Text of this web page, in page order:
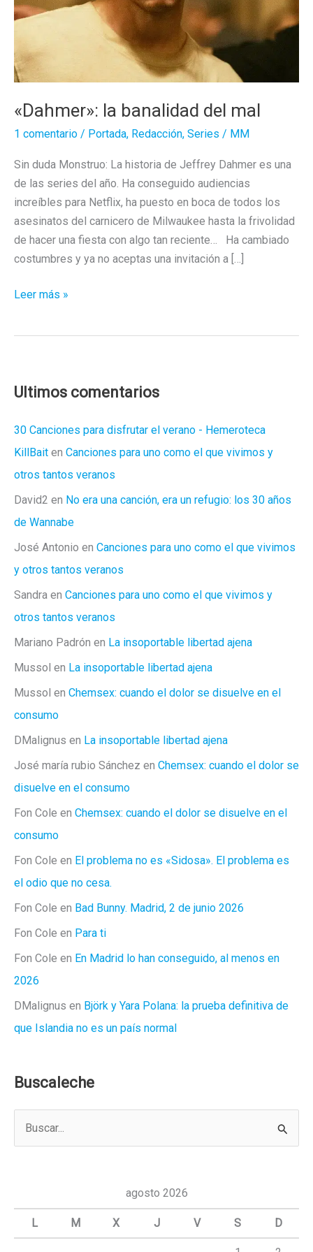
«Dahmer»: la banalidad del mal
1 comentario / Portada, Redacción, Series / MM
Sin duda Monstruo: La historia de Jeffrey Dahmer es una
de las series del año. Ha conseguido audiencias
increíbles para Netflix, ha puesto en boca de todos los
asesinatos del carnicero de Milwaukee hasta la frivolidad
de hacer una fiesta con algo tan reciente… Ha cambiado
costumbres y ya no aceptas una invitación a […]
«Dahmer»:
Leer más »
Ultimos comentarios
30 Canciones para disfrutar el verano - Hemeroteca
KillBait en Canciones para uno como el que vivimos y
otros tantos veranos
David2 en No era una canción, era un refugio: los 30 años
de Wannabe
José Antonio en Canciones para uno como el que vivimos
y otros tantos veranos
Sandra en Canciones para uno como el que vivimos y
otros tantos veranos
Mariano Padrón en La insoportable libertad ajena
Mussol en La insoportable libertad ajena
Mussol en Chemsex: cuando el dolor se disuelve en el
consumo
DMalignus en La insoportable libertad ajena
José maría rubio Sánchez en Chemsex: cuando el dolor se
disuelve en el consumo
Fon Cole en Chemsex: cuando el dolor se disuelve en el
consumo
Fon Cole en El problema no es «Sidosa». El problema es
el odio que no cesa.
Fon Cole en Bad Bunny. Madrid, 2 de junio 2026
Fon Cole en Para ti
Fon Cole en En Madrid lo han conseguido, al menos en
2026
DMalignus en Björk y Yara Polana: la prueba definitiva de
que Islandia no es un país normal
Buscaleche
a
agosto 2026
L M X J V S D